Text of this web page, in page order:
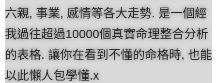
六親, 事業, 感情等各大走勢. 是一個經
我過往超過10000個真實命理整合分析
的表格. 讓你在看到不懂的命格時, 也能
以此懶人包學懂.x